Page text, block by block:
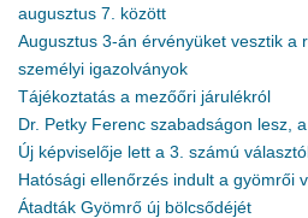
augusztus 7. között
Augusztus 3-án érvényüket vesztik a
személyi igazolványok
Tájékoztatás a mezőőri járulékról
Dr. Petky Ferenc szabadságon lesz,
Új képviselője lett a 3. számú
Hatósági ellenőrzés indult a gyömrői
Átadták Gyömrő új bölcsődéjét